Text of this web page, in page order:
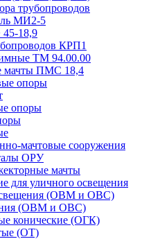
трубопроводов
МИ2-5
18,9
КРП1
ТМ 94.00.00
мачты ПМС 18,4
опоры
опоры
мачтовые сооружения
ОРУ
мачты
для уличного освещения
(ОВМ и ОВС)
(ОВМ и ОВС)
конические (ОГК)
(ОТ)